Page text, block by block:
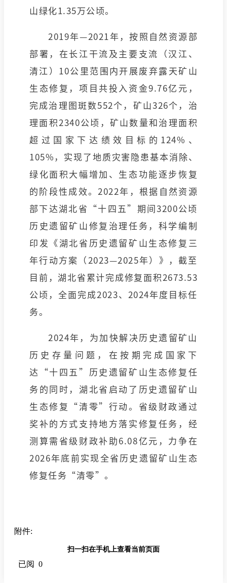
山绿化1.35万公顷。
2019年—2021年，按照自然资源部
部署，在长江干流及主要支流（汉江、
清江）10公里范围内开展废弃露天矿山
生态修复，项目共投入资金9.76亿元，
完成治理图斑数552个，矿山326个，治
理面积2340公顷，矿山数量和治理面积
超过国家下达绩效目标的124%、
105%，实现了地质灾害隐患基本消除、
绿化面积大幅增加、生态功能逐步恢复
的阶段性成效。2022年，根据自然资源
部下达湖北省“十四五”期间3200公顷
历史遗留矿山修复治理任务，科学编制
印发《湖北省历史遗留矿山生态修复三
年行动方案（2023—2025年）》，截至
目前，湖北省累计完成修复面积2673.53
公顷，全面完成2023、2024年度目标任
务。
2024年，为加快解决历史遗留矿山
历史存量问题，在按期完成国家下
达“十四五”历史遗留矿山生态修复任
务的同时，湖北省启动了历史遗留矿山
生态修复“清零”行动。省级财政通过
奖补的方式支持地方落实修复任务，经
测算需省级财政补助6.08亿元，力争在
2026年底前实现全省历史遗留矿山生态
修复任务“清零”。
附件:
扫一扫在手机上查看当前页面
已阅 0